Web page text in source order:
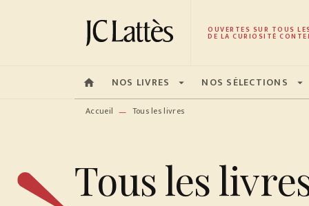
MENU RECHERCHE CONTENU
OUVERTES SUR TOUS
DE LA CURIOSITÉ
home NOS LIVRES arrow_drop_down NOS SÉLECTIONS arrow_drop_down
Accueil — Tous les livres
Tous les